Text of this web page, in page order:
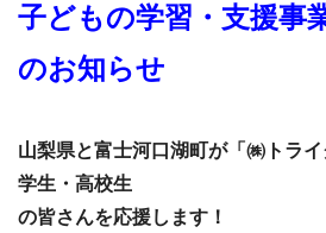
子どもの学習・支援
のお知らせ
山梨県と富士河口湖町が「㈱トラ
学生・高校生
の皆さんを応援します！